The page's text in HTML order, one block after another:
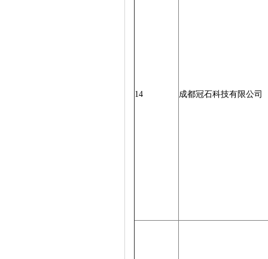
14 成都冠石科技有限公司